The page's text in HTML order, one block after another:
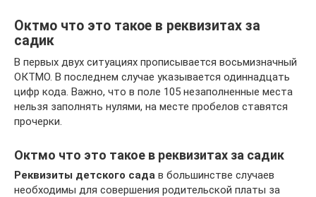
Октмо что это такое в реквизитах за
садик
В первых двух ситуациях прописывается восьмизначный
ОКТМО. В последнем случае указывается одиннадцать
цифр кода. Важно, что в поле 105 незаполненные места
нельзя заполнять нулями, на месте пробелов ставятся
прочерки.
Октмо что это такое в реквизитах за садик
Реквизиты детского сада в большинстве случаев
необходимы для совершения родительской платы за